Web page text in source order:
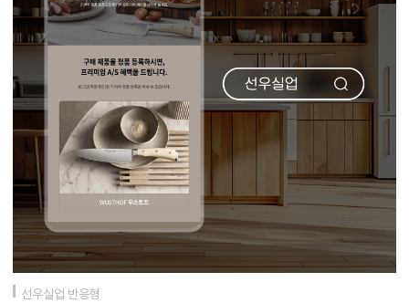
선우실업 반응형